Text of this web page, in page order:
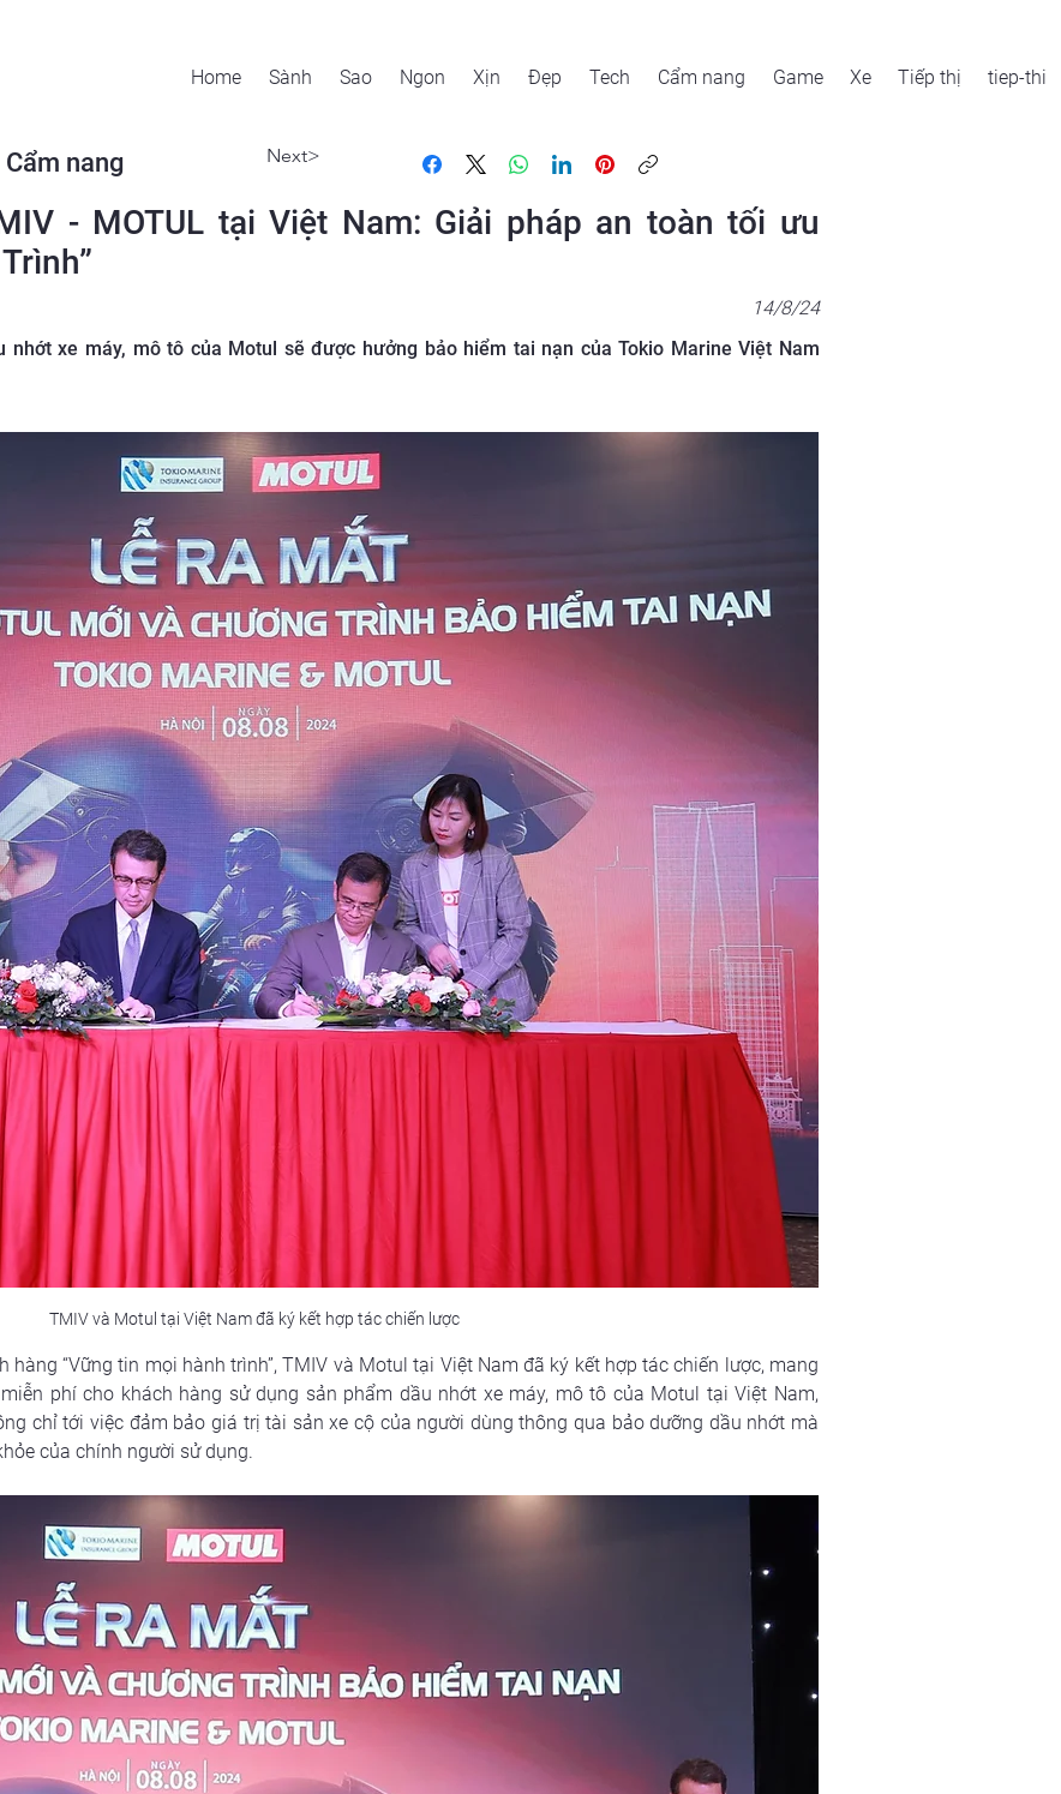
Home Sành Sao Ngon Xịn Đẹp Tech Cẩm nang Game Xe Tiếp thị tiep-thi
nang Next>
- MOTUL tại Việt Nam: Giải pháp an toàn tối ưu
14/8/24
nhớt xe máy, mô tô của Motul sẽ được hưởng bảo hiểm tai nạn của Tokio Marine Việt Nam
TMIV và Motul tại Việt Nam đã ký kết hợp tác chiến lược
hàng “Vững tin mọi hành trình”, TMIV và Motul tại Việt Nam đã ký kết hợp tác chiến lược, mang
phí cho khách hàng sử dụng sản phẩm dầu nhớt xe máy, mô tô của Motul tại Việt Nam,
chỉ tới việc đảm bảo giá trị tài sản xe cộ của người dùng thông qua bảo dưỡng dầu nhớt mà
của chính người sử dụng.